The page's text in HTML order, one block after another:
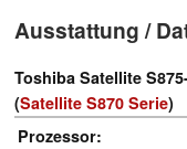
Ausstattung /
Toshiba Satellite
(Satellite S870 Serie)
Prozessor